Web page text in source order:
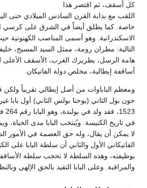
كل أسقف، ثم اقتصر هذا
اللقب مع بداية القرن السادس الميلادي حتى
خاصة. كما يطلق أيضاً في الشرق على كرسي
الاسكندرانية. وهو أسمى المناصب الكهنوتية
التالية: مطران رومة، ممثل السيد المسيح،
هامة الرسل، بطريرك الغرب، الأسقف الأعلى
أساقفة إيطالية، مخلص دولة الفاتيكان.
جون بول الثاني (يوحنا بولس الثاني) أول بابا
في تاريخ الكنيسة. ويُنتخب البابا مدى الحياة،
لا يمكن أن يقال، وله حق العصمة في الأمور
الفاتيكاني الأول والثاني أن سلطة البابا على
بوظيفته، وهذه السلطة لا تحجب سلطة
والمراقبة. وعلى البابا التقيد بالحق الإلهي